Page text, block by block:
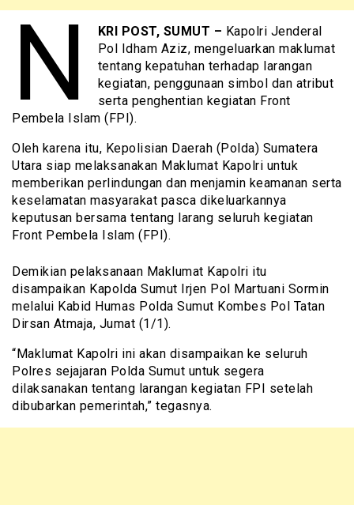
N KRI POST, SUMUT – Kapolri Jenderal
Pol Idham Aziz, mengeluarkan maklumat
tentang kepatuhan terhadap larangan
kegiatan, penggunaan simbol dan atribut
serta penghentian kegiatan Front
Pembela Islam (FPI).
Oleh karena itu, Kepolisian Daerah (Polda) Sumatera
Utara siap melaksanakan Maklumat Kapolri untuk
memberikan perlindungan dan menjamin keamanan serta
keselamatan masyarakat pasca dikeluarkannya
keputusan bersama tentang larang seluruh kegiatan
Front Pembela Islam (FPI).
Demikian pelaksanaan Maklumat Kapolri itu
disampaikan Kapolda Sumut Irjen Pol Martuani Sormin
melalui Kabid Humas Polda Sumut Kombes Pol Tatan
Dirsan Atmaja, Jumat (1/1).
“Maklumat Kapolri ini akan disampaikan ke seluruh
Polres sejajaran Polda Sumut untuk segera
dilaksanakan tentang larangan kegiatan FPI setelah
dibubarkan pemerintah,” tegasnya.